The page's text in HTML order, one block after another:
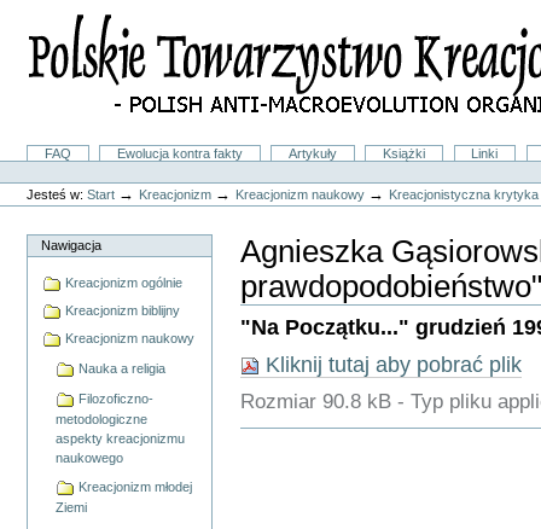
skróty
nawigacji
FAQ Ewolucja kontra fakty Artykuły Książki
Linki
Narzędzia
osobiste
Jesteś w: Start → Kreacjonizm → Kreacjonizm naukowy → Kreacjonistyczna krytyka
Nawigacja
Kreacjonizm ogólnie
Kreacjonizm biblijny
Kreacjonizm naukowy
Nauka a religia
Filozoficzno-
metodologiczne
aspekty kreacjonizmu
naukowego
Kreacjonizm młodej
Ziemi
Agnieszka
"Na Początku..." grudzień
Kliknij tutaj aby pobrać plik
Rozmiar 90.8 kB -Typ pliku